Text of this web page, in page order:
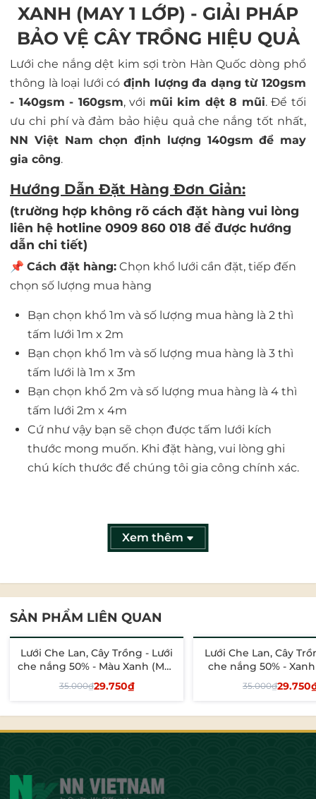
XANH (MAY 1 LỚP) - GIẢI PHÁP
BẢO VỆ CÂY TRỒNG HIỆU QUẢ
Lưới che nắng dệt kim sợi tròn Hàn Quốc dòng phổ
thông là loại lưới có định lượng đa dạng từ 120gsm
- 140gsm - 160gsm, với mũi kim dệt 8 mũi. Để tối
ưu chi phí và đảm bảo hiệu quả che nắng tốt nhất,
NN Việt Nam chọn định lượng 140gsm để may
gia công.
Hướng Dẫn Đặt Hàng Đơn Giản:
(trường hợp không rõ cách đặt hàng vui lòng
liên hệ hotline 0909 860 018 để được hướng
dẫn chi tiết)
📌 Cách đặt hàng: Chọn khổ lưới cần đặt, tiếp đến
chọn số lượng mua hàng
Bạn chọn khổ 1m và số lượng mua hàng là 2 thì
tấm lưới 1m x 2m
Bạn chọn khổ 1m và số lượng mua hàng là 3 thì
tấm lưới là 1m x 3m
Bạn chọn khổ 2m và số lượng mua hàng là 4 thì
tấm lưới 2m x 4m
Cứ như vậy bạn sẽ chọn được tấm lưới kích
thước mong muốn. Khi đặt hàng, vui lòng ghi
chú kích thước để chúng tôi gia công chính xác.
Bảo Vệ Cây Trồng Hiệu Quả - Giải Pháp
Xem thêm
SẢN PHẨM LIÊN QUAN
- 15%
Lưới Che Lan, Cây Trồng - Lưới
che nắng 50% - Màu Xanh (May
1 lớp)
35.000₫29.750₫
- 15%
Lưới Che Lan, Cây
che nắng 50% -
(May 1 lớp)
35.000₫